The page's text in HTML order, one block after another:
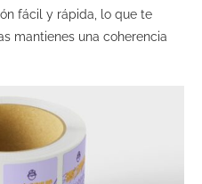
fácil y rápida, lo que te
mantienes una coherencia